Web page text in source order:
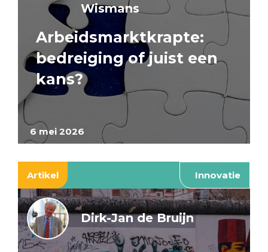
6 mei 2026
Wismans
Arbeidsmarktkrapte:
bedreiging of juist een
kans?
Artikel Innovatie
Dirk-Jan de Bruijn